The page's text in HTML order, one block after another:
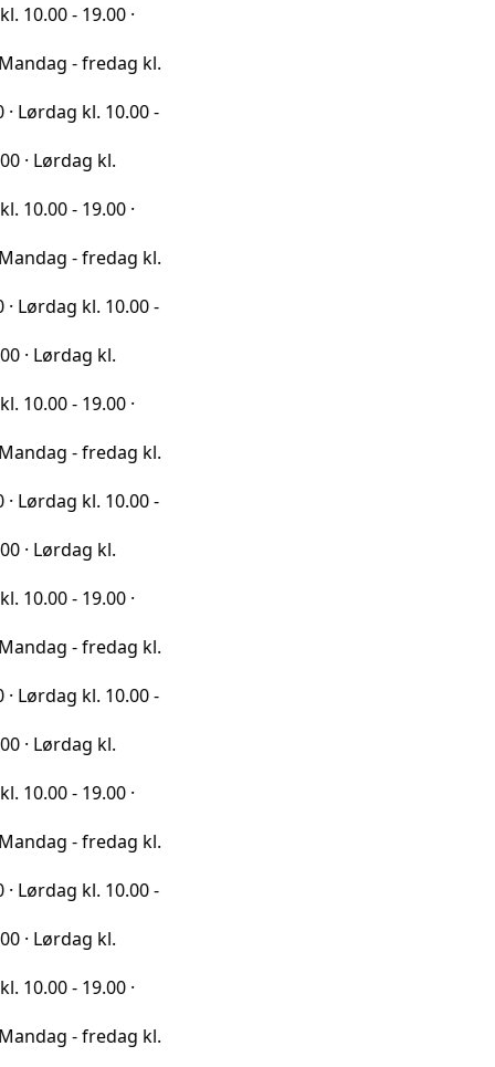
19.00 ·
- fredag kl.
kl. 10.00 -
kl.
19.00 ·
- fredag kl.
kl. 10.00 -
kl.
19.00 ·
- fredag kl.
kl. 10.00 -
kl.
19.00 ·
- fredag kl.
kl. 10.00 -
kl.
19.00 ·
- fredag kl.
kl. 10.00 -
kl.
19.00 ·
- fredag kl.